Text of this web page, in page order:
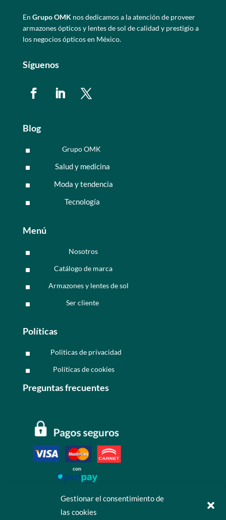
Gestionar el consentimiento de
las cookies
En Grupo OMKnos dedicamos a la atención de proveer
armazones ópticos y lentes de sol de calidad y prestigio a
los negocios ópticos en México.
Síguenos
Blog
^ Grupo OMK
^ Salud y medicina
^ Moda y tendencia
^ Tecnología
Menú
^ Nosotros
^ Catálogo de marca
^ Armazones y lentes de sol
^ Ser cliente
Políticas
^ Politicas de privacidad
^ Políticas de cookies
Preguntas frecuentes